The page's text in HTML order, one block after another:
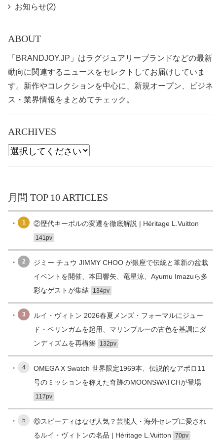
お知らせ(2)
ABOUT
「BRANDJOY.JP」はラグジュアリーブランドなどの最新
動向に関連するニュースをセレクトしてお届けしていま
す。新作やコレクションを中心に、新規オープン、ビジネ
ス・業界情報をまとめてチェック。
ARCHIVES
月間 TOP 10 ARTICLES
1 ②歴代キーポルの変遷を徹底解説 | Héritage L.Vuitton
141pv
2
ジミー チュウ JIMMY CHOO が銀座で伝統と革新の盆栽
イベントを開催、本田響矢、竜星涼、Ayumu Imazuら多
彩なゲストが集結
134pv
3
ルイ・ヴィトン 2026春夏メンズ・フォーマルにジュー
ド・ベリンガムを起用、マリンブルーの古色を基調にダ
ンディズムを再構築
132pv
4
OMEGA X Swatch 世界限定1969本、伝説的なアポロ11
号のミッションを称えた奇跡のMOONSWATCHが登場
117pv
5
⑥スピーディはなぜ人気？芸能人・海外セレブに愛され
るルイ・ヴィトンの名品 | Héritage L.Vuitton
70pv